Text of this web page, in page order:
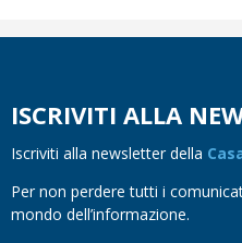
ISCRIVITI ALLA
Iscriviti alla newsletter della
Per non perdere tutti i
mondo dell’informazione.